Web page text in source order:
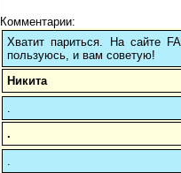
Комментарии:
Хватит париться. На сайте
пользуюсь, и вам советую!
Никита
.